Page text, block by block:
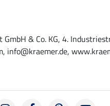
& Co. KG, 4.
info@kraemer.de,